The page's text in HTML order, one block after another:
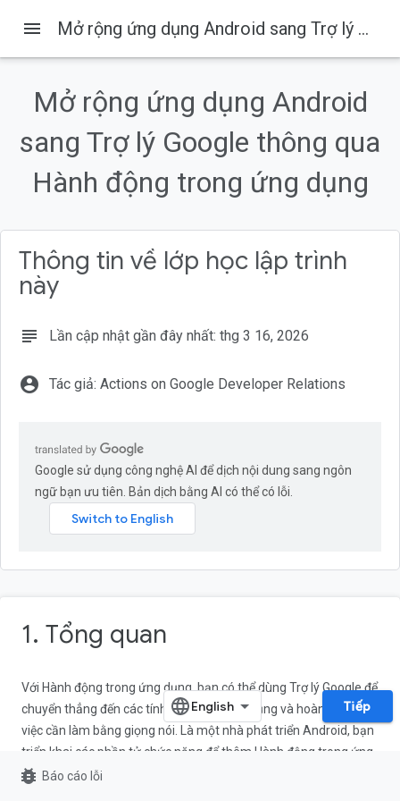
Trên trang này
1. Tổng quan
Sản phẩm bạn sẽ tạo ra
Kiến thức bạn sẽ học được
Điều kiện tiên quyết
menu Mở rộng ứng dụng Android sang Trợ lý Google thông qua Hành động trong ứng dụng
Mở rộng ứng dụng Android
sang Trợ lý Google thông qua
Hành động trong ứng dụng
Thông tin về lớp học lập trình
này
subject Lần cập nhật gần đây nhất: thg 3 16, 2026
account_circle Tác giả: Actions on Google Developer Relations
Google sử dụng công nghệ AI để dịch nội dung sang ngôn
ngữ bạn ưu tiên. Bản dịch bằng AI có thể có lỗi.
1. Tổng quan
Với Hành động trong ứng dụng, bạn có thể dùng Trợ lý Google để
chuyển thẳng đến các tính năng của ứng dụng và hoàn tất các
việc cần làm bằng giọng nói. Là một nhà phát triển Android, bạn
triển khai các phần tử chức năng để thêm Hành động trong ứng
dụng. Các chức năng cho Trợ lý biết những tính năng ứng dụng
Tiếp
bug_report Báo cáo lỗi